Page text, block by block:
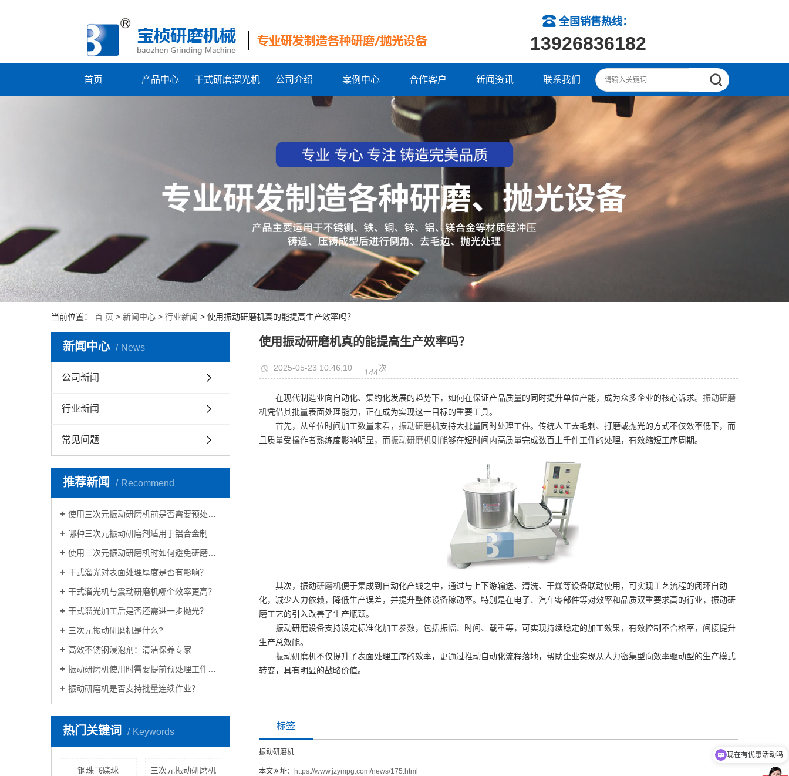
全国销售热线：
13926836182
首页 产品中心 干式研磨溜光机 公司介绍 案例中心 合作客户 新闻资讯 联系我们
当前位置： 首 页 > 新闻中心 > 行业新闻 > 使用振动研磨机真的能提高生产效率吗？
新闻中心 News
公司新闻
行业新闻
常见问题
推荐新闻 Recommend
使用三次元振动研磨机前是否需要预处理工件？
哪种三次元振动研磨剂适用于铝合金制品？
使用三次元振动研磨机时如何避免研磨盲区？
干式溜光对表面处理厚度是否有影响？
干式溜光机与震动研磨机哪个效率更高？
干式溜光加工后是否还需进一步抛光？
三次元振动研磨机是什么?
高效不锈钢浸泡剂：清洁保养专家
振动研磨机使用时需要提前预处理工件吗？
振动研磨机是否支持批量连续作业？
热门关键词 Keywords
钢珠飞碟球 三次元振动研磨机
使用振动研磨机真的能提高生产效率吗？
2025-05-23 10:46:10 144次
在现代制造业向自动化、集约化发展的趋势下，如何在保证产品质量的同时提升单位产能，成为众多企业的核心诉求。 振动研磨
机凭借其批量表面处理能力，正在成为实现这一目标的重要工具。
首先，从单位时间加工数量来看， 振动研磨机支持大批量同时处理工件。传统人工去毛刺、打磨或抛光的方式不仅效率低下，而
且质量受操作者熟练度影响明显，而振动研磨机则能够在短时间内高质量完成数百上千件工件的处理，有效缩短工序周期。
其次，振动研磨机便于集成到自动化产线之中，通过与上下游输送、清洗、干燥等设备联动使用，可实现工艺流程的闭环自动
化，减少人力依赖，降低生产误差，并提升整体设备稼动率。特别是在电子、汽车零部件等对效率和品质双重要求高的行业，振动研
磨工艺的引入改善了生产瓶颈。
振动研磨设备支持设定标准化加工参数，包括振幅、时间、载重等，可实现持续稳定的加工效果，有效控制不合格率，间接提升
生产总效能。
振动研磨机不仅提升了表面处理工序的效率，更通过推动自动化流程落地，帮助企业实现从人力密集型向效率驱动型的生产模式
转变，具有明显的战略价值。
标签
振动研磨机
本文网址： https://www.jzympg.com/news/175.html
现在有优惠活动吗